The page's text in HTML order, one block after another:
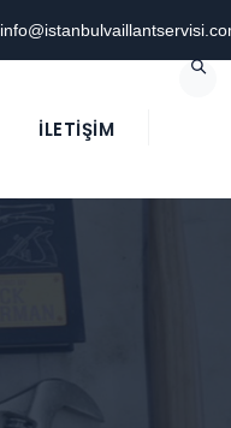
İLETIŞIM